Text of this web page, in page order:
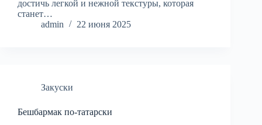
достичь легкой и нежной текстуры, которая
станет…
admin
22 июня 2025
Закуски
Бешбармак по-татарски